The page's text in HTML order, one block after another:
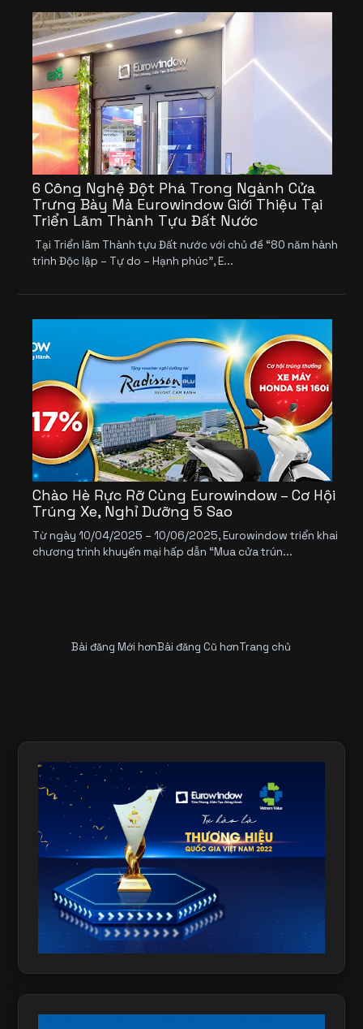
6 Công Nghệ Đột Phá Trong Ngành Cửa
Trưng Bày Mà Eurowindow Giới Thiệu Tại
Triển Lãm Thành Tựu Đất Nước
Tại Triển lãm Thành tựu Đất nước với chủ đề “80 năm hành
trình Độc lập – Tự do – Hạnh phúc”, E...
Chào Hè Rực Rỡ Cùng Eurowindow – Cơ Hội
Trúng Xe, Nghỉ Dưỡng 5 Sao
Từ ngày 10/04/2025 – 10/06/2025, Eurowindow triển khai
chương trình khuyến mại hấp dẫn “Mua cửa trún...
Bài đăng Mới hơnBài đăng Cũ hơnTrang chủ